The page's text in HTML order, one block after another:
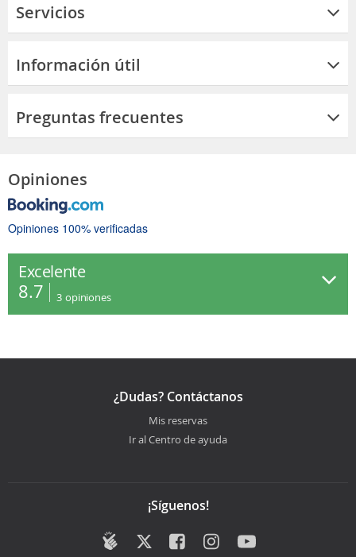
Servicios
Información útil
Preguntas frecuentes
Opiniones
Opiniones 100% verificadas
Excelente
8.7 3 opiniones
¿Dudas? Contáctanos
Mis reservas
Ir al Centro de ayuda
¡Síguenos!